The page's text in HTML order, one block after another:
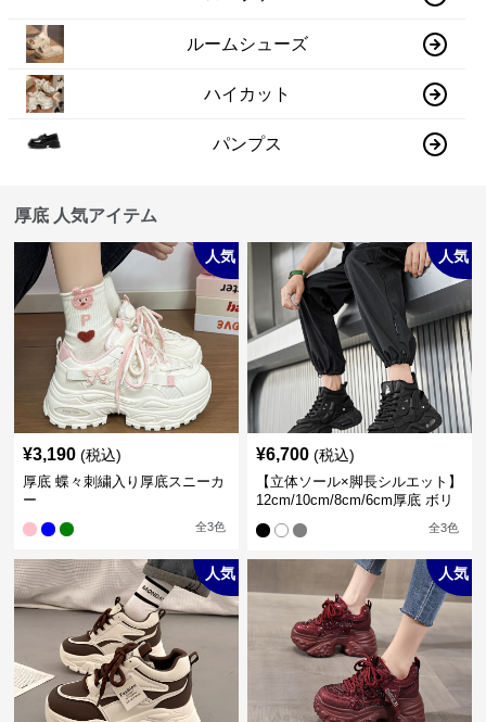
ルームシューズ
ハイカット
パンプス
厚底 人気アイテム
人気
¥3,190 (税込)
厚底 蝶々刺繍入り厚底スニーカ
ー
全3色
人気
¥6,700 (税込)
【立体ソール×脚長シルエット】
12cm/10cm/8cm/6cm厚底 ボリ
ュームソール立体設計ハイカッ
トスニーカー｜スニーカー・ハ
イカット
全3色
人気 人気